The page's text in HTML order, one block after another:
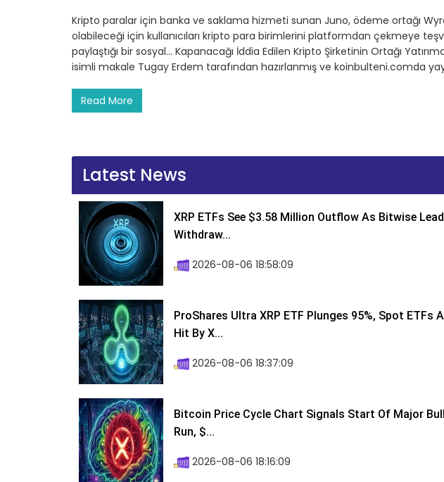
Kripto paralar için banka ve saklama hizmeti sunan Juno, ödeme ortağı
olabileceği için kullanıcıları kripto para birimlerini platformdan çekmeye
paylaştığı bir sosyal… Kapanacağı İddia Edilen Kripto Şirketinin Ortağı
isimli makale Tugay Erdem tarafından hazırlanmış ve koinbulteni.comda
Read More
Latest News
XRP ETFs See $3.58 Million Outflow As Bitwise
Withdraw...
2026-08-06 18:58:09
ProShares Ultra XRP ETF Plunges 95%, Spot ETFs
Hit By X...
2026-08-06 18:37:09
Bitcoin Price Cycle Chart Signals Start Of Major Bull
Run, $...
2026-08-06 18:16:09